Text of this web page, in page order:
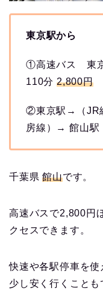
東京駅から
①高速バス 東
110分 2,800円
②東京駅→（JR
房線）→ 館山
千葉県館山です。
高速バスで2,800円
クセスできます。
快速や各駅停車を使
少し安く行くことも